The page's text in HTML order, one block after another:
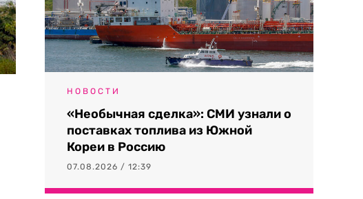
НОВОСТИ
«Необычная сделка»: СМИ узнали о
поставках топлива из Южной
Кореи в Россию
07.08.2026 / 12:39